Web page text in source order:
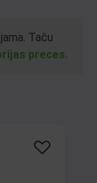
Taču
preces.